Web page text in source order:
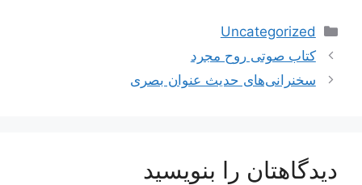
دسته‌ها
Uncategorized
ناوبری
نوشته‌ها
کتاب صوتی روح مجرد
سخنرانی‌های حدیث عنوان بصری
دیدگاهتان را بنویسید